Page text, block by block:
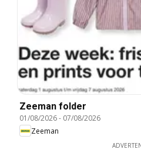
Zeeman folder
01/08/2026- 07/08/2026
Zeeman